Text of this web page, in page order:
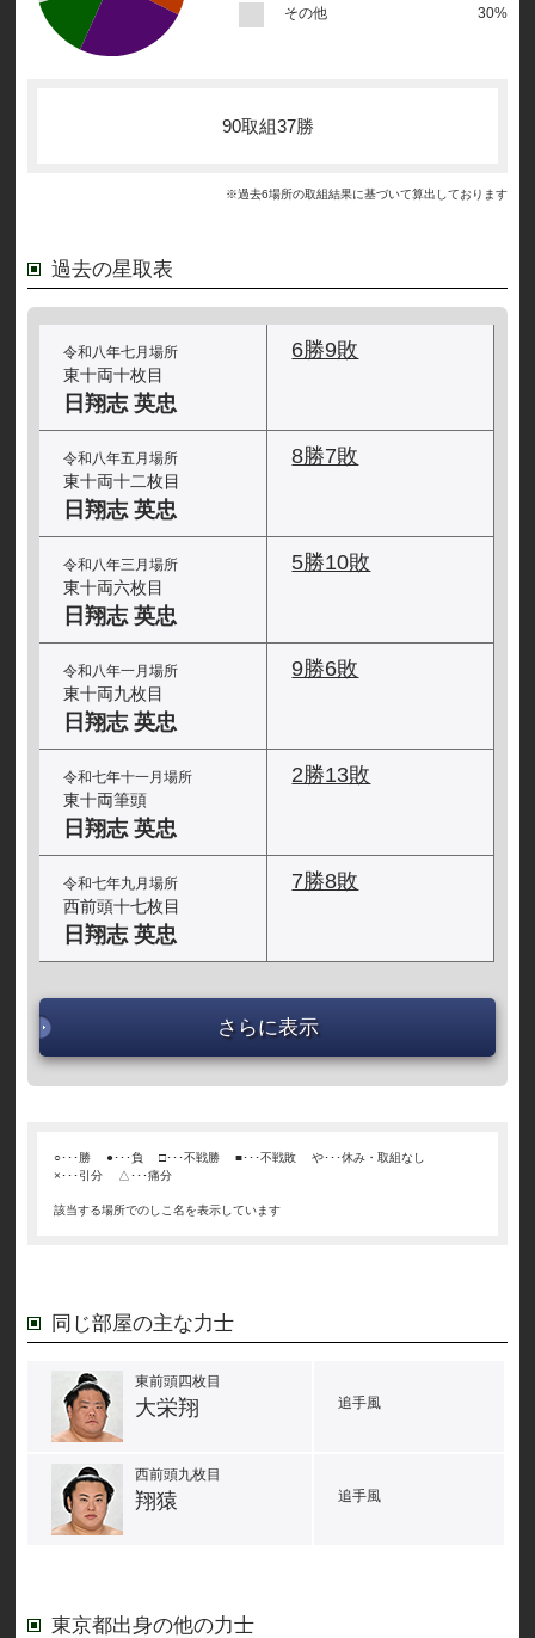
その他 30%
90取組37勝
※過去6場所の取組結果に基づいて算出しております
過去の星取表
令和八年七月場所
東十両十枚目
日翔志 英忠
6勝9敗
令和八年五月場所
東十両十二枚目
日翔志 英忠
8勝7敗
令和八年三月場所
東十両六枚目
日翔志 英忠
5勝10敗
令和八年一月場所
東十両九枚目
日翔志 英忠
9勝6敗
令和七年十一月場所
東十両筆頭
日翔志 英忠
2勝13敗
令和七年九月場所
西前頭十七枚目
日翔志 英忠
7勝8敗
さらに表示
○･･･勝 ●･･･負 □･･･不戦勝 ■･･･不戦敗
や･･･休み・取組なし
×･･･引分
△･･･痛分
該当する場所でのしこ名を表示しています
同じ部屋の主な力士
東前頭四枚目
大栄翔 追手風
西前頭九枚目
翔猿 追手風
東京都出身の他の力士